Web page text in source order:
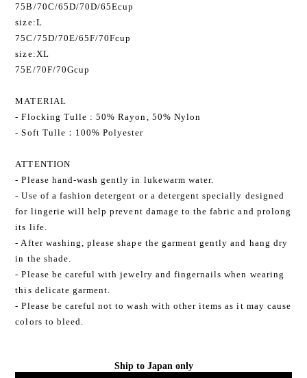
75B/70C/65D/70D/65Ecup
size:L
75C/75D/70E/65F/70Fcup
size:XL
75E/70F/70Gcup
MATERIAL
- Flocking Tulle : 50% Rayon, 50% Nylon
- Soft Tulle：100% Polyester
ATTENTION
- Please hand-wash gently in lukewarm water.
- Use of a fashion detergent or a detergent specially designed
for lingerie will help prevent damage to the fabric and prolong
its life.
- After washing, please shape the garment gently and hang dry
in the shade.
- Please be careful with jewelry and fingernails when wearing
this delicate garment.
- Please be careful not to wash with other items as it may cause
colors to bleed.
Ship to Japan only